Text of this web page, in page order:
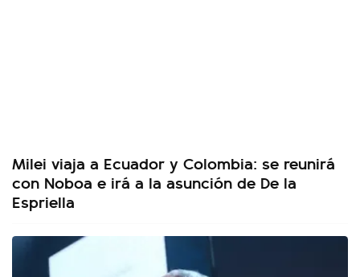
Milei viaja a Ecuador y Colombia: se reunirá
con Noboa e irá a la asunción de De la
Espriella